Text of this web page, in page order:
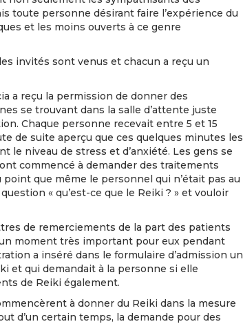
toute personne désirant faire l’expérience du
et les moins ouverts à ce genre
invités sont venus et chacun a reçu un
a reçu la permission de donner des
se trouvant dans la salle d’attente juste
Chaque personne recevait entre 5 et 15
de suite aperçu que ces quelques minutes les
le niveau de stress et d’anxiété. Les gens se
commencé à demander des traitements
point que même le personnel qui n’était pas au
« qu’est-ce que le Reiki ? » et vouloir
de remerciements de la part des patients
moment très important pour eux pendant
a inséré dans le formulaire d’admission un
et qui demandait à la personne si elle
de Reiki également.
à donner du Reiki dans la mesure
d’un certain temps, la demande pour des